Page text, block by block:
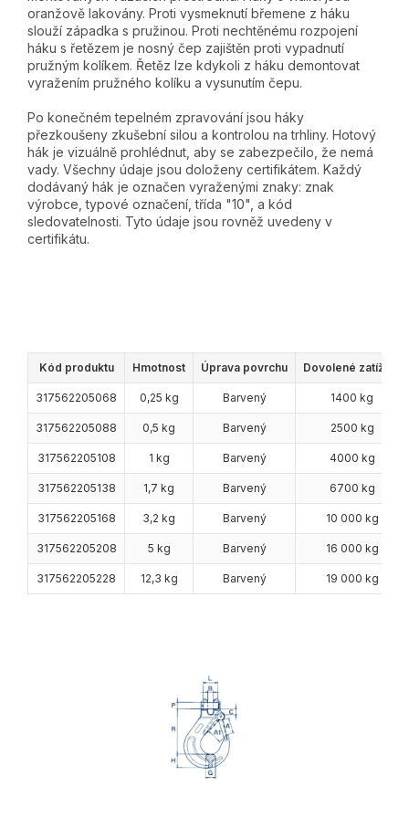
oranžově lakovány. Proti vysmeknutí břemene z háku
slouží západka s pružinou. Proti nechtěnému rozpojení
háku s řetězem je nosný čep zajištěn proti vypadnutí
pružným kolíkem. Řetěz lze kdykoli z háku demontovat
vyražením pružného kolíku a vysunutím čepu.
Po konečném tepelném zpravování jsou háky
přezkoušeny zkušební silou a kontrolou na trhliny. Hotový
hák je vizuálně prohlédnut, aby se zabezpečilo, že nemá
vady. Všechny údaje jsou doloženy certifikátem. Každý
dodávaný hák je označen vyraženými znaky: znak
výrobce, typové označení, třída "10", a kód
sledovatelnosti. Tyto údaje jsou rovněž uvedeny v
certifikátu.
Kód produktu Hmotnost Úprava povrchu Dovolené zatížení
317562205068 0,25 kg Barvený 1400 kg
317562205088 0,5 kg Barvený 2500 kg
317562205108 1 kg Barvený 4000 kg
317562205138 1,7 kg Barvený 6700 kg
317562205168 3,2 kg Barvený 10 000 kg
317562205208 5 kg Barvený 16 000 kg
317562205228 12,3 kg Barvený 19 000 kg